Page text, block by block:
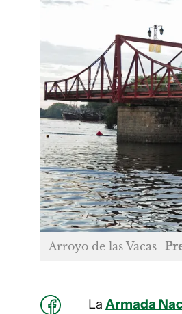
Arroyo de las Vacas
La Armada